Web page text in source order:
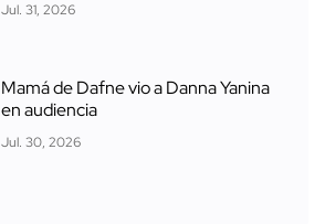
Jul. 31, 2026
Mamá de Dafne vio a Danna Yanina
en audiencia
Jul. 30, 2026